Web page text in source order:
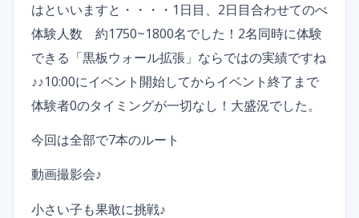
はといいますと・・・・1日目、2日目合わせてのべ
体験人数 約1750~1800名でした！2名同時に体験
できる「黒板ウォール拡張」ならではの実績ですね
♪♪10:00にイベント開始してからイベント終了まで
体験者0のタイミングが一切なし！大盛況でした。
今回は全部で7本のルート
動画撮影会♪
小さい子も果敢に挑戦♪